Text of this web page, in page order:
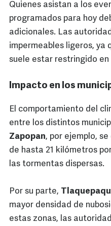
Quienes asistan a los
programados para hoy
adicionales. Las
impermeables ligeros, ya
suele estar restringido
Impacto en los
El comportamiento del
entre los distintos
Zapopan, por ejemplo,
de hasta 21 kilómetros
las tormentas dispersas.
Por su parte,
mayor densidad de
estas zonas, las